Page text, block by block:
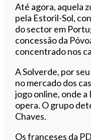
Até agora, aquela
pela Estoril-Sol,
do sector em
concessão da
concentrado nos
A Solverde, por
no mercado dos
jogo online, onde
opera. O grupo
Chaves.
Os franceses da